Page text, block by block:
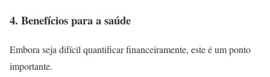
4. Benefícios para a saúde
Embora seja difícil quantificar financeiramente, este é um ponto
importante.